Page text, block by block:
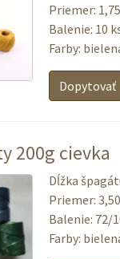
Priemer:
Balenie: 10
Farby:
Dopytovať
200g cievka
Dĺžka
Priemer:
Balenie: 72/
Farby: